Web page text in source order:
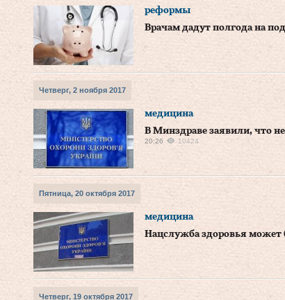
реформы
Врачам дадут полгода на
Четверг, 2 ноября 2017
медицина
В Минздраве заявили, что
20:26 10424
Пятница, 20 октября 2017
медицина
Нацслужба здоровья может
Четверг, 19 октября 2017